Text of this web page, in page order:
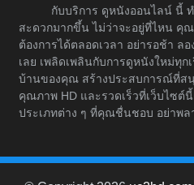
กับบริการ ดูหนังออนไลน์ นี้
สะดวกมากขึ้น ไม่ว่าจะอยู่ที่ไหน คุ
ต้องการได้ตลอดเวลา อย่ารอช้า ล
เลย เพลิดเพลินกับการดูหนังใหม่ทุก
บ้านของคุณ สร้างประสบการณ์ที่ส
คุณภาพ HD และรวดเร็วที่เว็บไซต์
ประเภทต่าง ๆ ที่คุณชื่นชอบ อย่าพ